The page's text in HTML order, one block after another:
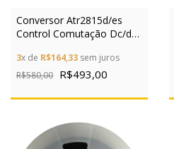
Conversor Atr2815d/es
Control Comutação Dc/dc
3x de R$164,33 sem juros
R$580,00 R$493,00